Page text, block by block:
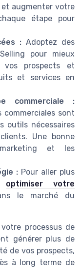
et augmenter votre
étape pour
:Adoptez des
pour mieux
vos prospects et
et services en
commerciale :
commerciales sont
outils nécessaires
Une bonne
et les
: Pour aller plus
optimiser votre
le marché du
processus de
générer plus de
de vos prospects,
à long terme de